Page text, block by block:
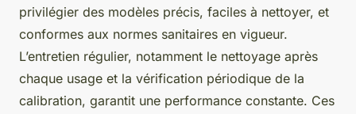
privilégier des modèles précis, faciles à nettoyer, et
conformes aux normes sanitaires en vigueur.
L’entretien régulier, notamment le nettoyage après
chaque usage et la vérification périodique de la
calibration, garantit une performance constante. Ces